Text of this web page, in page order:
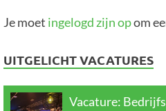
Je moet ingelogd zijn opom
UITGELICHT VACATURES
Vacature: